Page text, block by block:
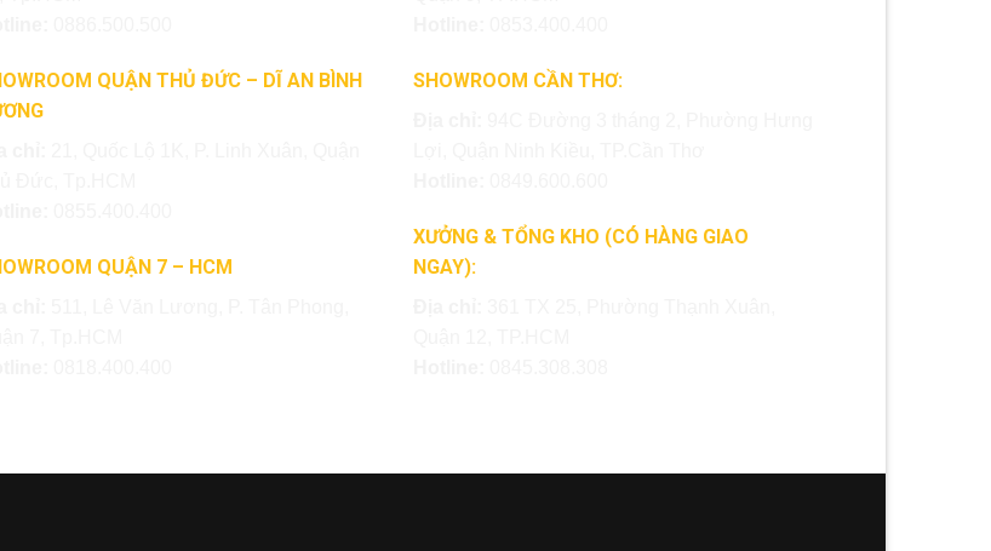
QUẬN THỦ ĐỨC – DĨ AN BÌNH
QUẬN 7 – HCM
SHOWROOM CẦN THƠ:
XƯỞNG & TỔNG KHO (CÓ HÀNG GIAO
NGAY):